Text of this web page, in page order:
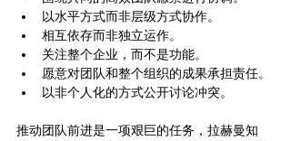
以水平方式而非层级方式协作。
相互依存而非独立运作。
关注整个企业，而不是功能。
愿意对团队和整个组织的成果承担责任。
以非个人化的方式公开讨论冲突。
推动团队前进是一项艰巨的任务，拉赫曼知